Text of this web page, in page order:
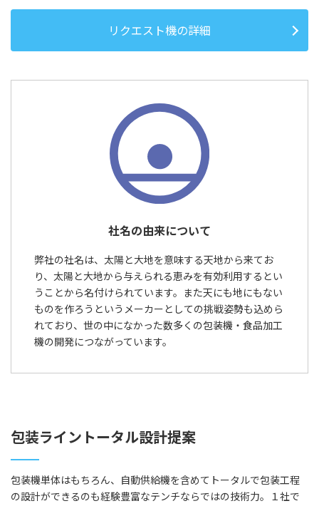
リクエスト機の詳細
社名の由来について
弊社の社名は、太陽と大地を意味する天地から来てお
り、太陽と大地から与えられる恵みを有効利用するとい
うことから名付けられています。また天にも地にもない
ものを作ろうというメーカーとしての挑戦姿勢も込めら
れており、世の中になかった数多くの包装機・食品加工
機の開発につながっています。
包装ライントータル設計提案
包装機単体はもちろん、自動供給機を含めてトータルで包装工程
の設計ができるのも経験豊富なテンチならではの技術力。１社で